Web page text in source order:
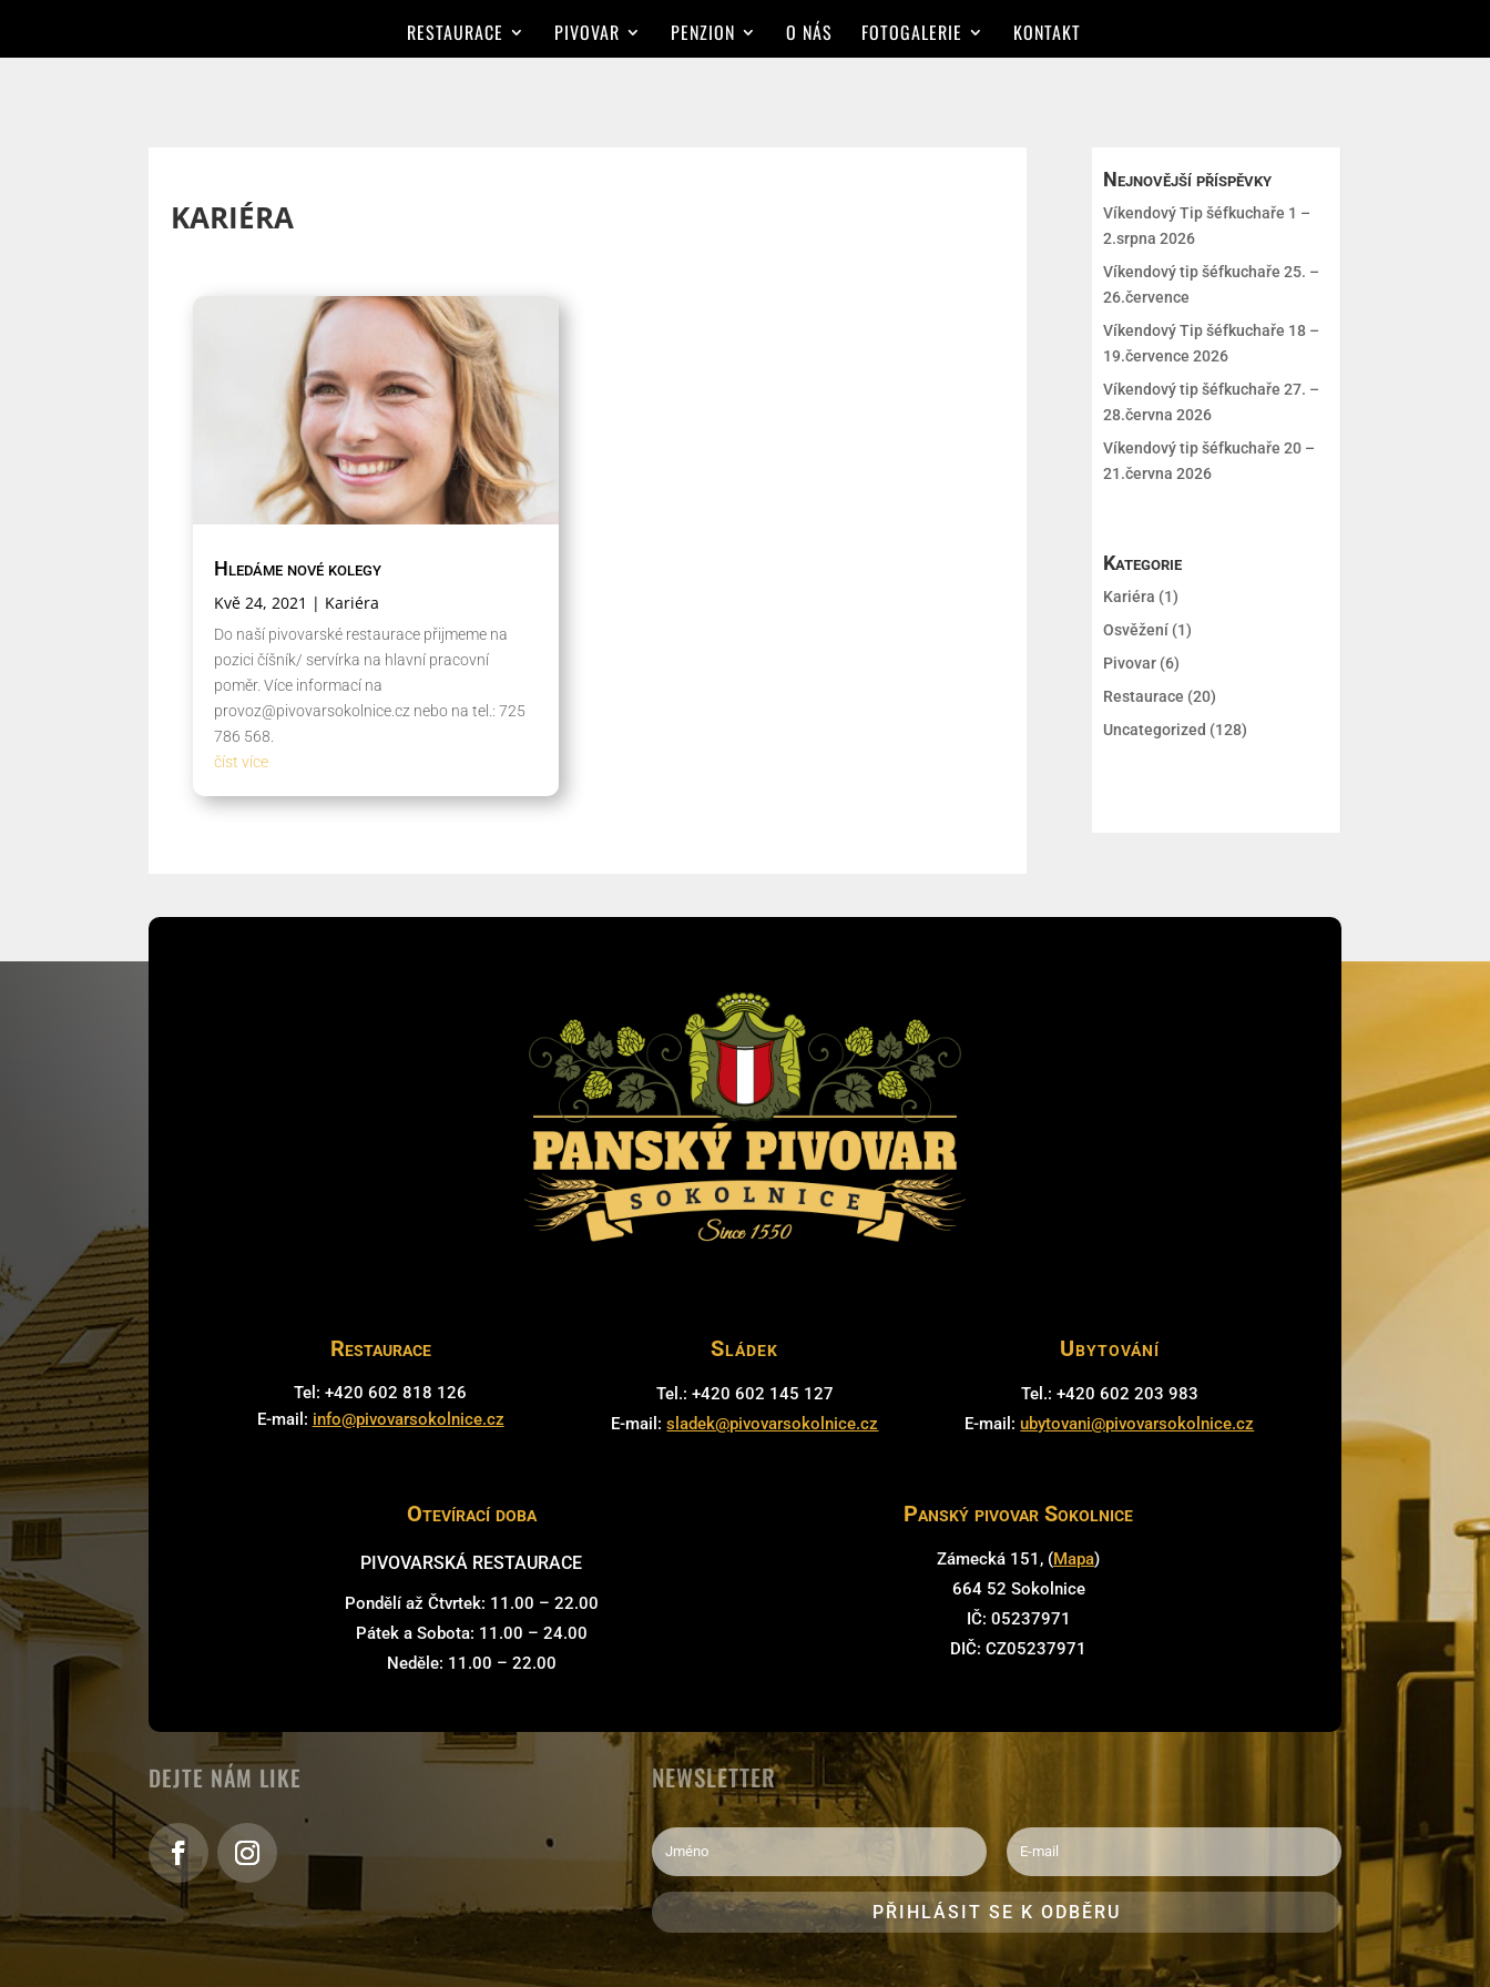
RESTAURACE PIVOVAR PENZION O NÁS FOTOGALERIE KONTAKT
KARIÉRA
Hledáme nové kolegy
Kvě 24, 2021 | Kariéra
Do naší pivovarské restaurace přijmeme na
pozici číšník/ servírka na hlavní pracovní
poměr. Více informací na
provoz@pivovarsokolnice.cz nebo na tel.: 725
786 568.
číst více
Nejnovější příspěvky
Víkendový Tip šéfkuchaře 1 –
2.srpna 2026
Víkendový tip šéfkuchaře 25. –
26.července
Víkendový Tip šéfkuchaře 18 –
19.července 2026
Víkendový tip šéfkuchaře 27. –
28.června 2026
Víkendový tip šéfkuchaře 20 –
21.června 2026
Kategorie
Kariéra (1)
Osvěžení (1)
Pivovar (6)
Restaurace (20)
Uncategorized (128)
Restaurace
Tel: +420 602 818 126
E-mail: info@pivovarsokolnice.cz
Sládek
Tel.: +420 602 145 127
E-mail:sladek@pivovarsokolnice.cz
Ubytování
Tel.: +420 602 203 983
E-mail:ubytovani@pivovarsokolnice.cz
Otevírací doba
PIVOVARSKÁ RESTAURACE
Pondělí až Čtvrtek: 11.00 – 22.00
Pátek a Sobota: 11.00 – 24.00
Neděle: 11.00 – 22.00
Panský pivovar Sokolnice
Zámecká 151, (Mapa)
664 52 Sokolnice
IČ: 05237971
DIČ: CZ05237971
DEJTE NÁM LIKE NEWSLETTER
PŘIHLÁSIT SE K ODBĚRU